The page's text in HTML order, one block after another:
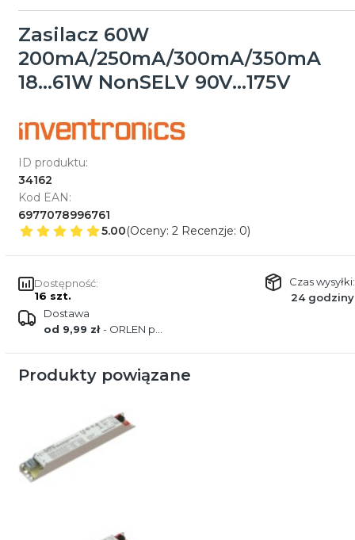
Zasilacz 60W
200mA/250mA/300mA/350mA
18...61W NonSELV 90V...175V
ID produktu:
34162
Kod EAN:
6977078996761
5.00(Oceny: 2 Recenzje: 0)
Dostępność:
16 szt.
Czas wysyłki:
24 godziny
Dostawa
od 9,99 zł- ORLEN paczka
Produkty powiązane